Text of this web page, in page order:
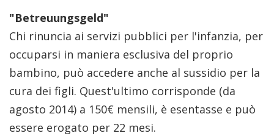
"Betreuungsgeld"
Chi rinuncia ai servizi pubblici per l'infanzia, per
occuparsi in maniera esclusiva del proprio
bambino, può accedere anche al sussidio per la
cura dei figli. Quest'ultimo corrisponde (da
agosto 2014) a 150€ mensili, è esentasse e può
essere erogato per 22 mesi.